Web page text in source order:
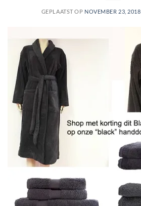
GEPLAATST OP NOVEMBER 23, 2018